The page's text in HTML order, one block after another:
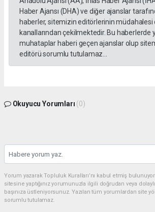
Haber Ajansı (DHA) ve diğer ajanslar
haberler, sitemizin editörlerinin müdahalesi
kanallarından çekilmektedir. Bu haberlerde
muhataplar haberi geçen ajanslar olup
editörü sorumlu tutulamaz...
Okuyucu Yorumları (0)
Yorum yazarak Topluluk Kuralları’nı kabul etmiş
sitesine yaptığınız yorumunuzla ilgili doğrudan veya
başınıza üstleniyorsunuz. Yazılan tüm yorumlardan site
sorumlu tutulamaz.